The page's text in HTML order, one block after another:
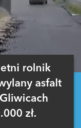
rolnik
asfalt
zł.